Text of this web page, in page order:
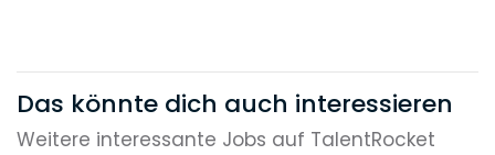
Das könnte dich auch interessieren
Weitere interessante Jobs auf TalentRocket